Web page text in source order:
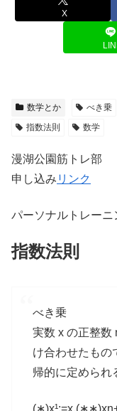
X
数学とか べき乗
指数法則
数学
漫湖公園筋トレ部
申し込み リンク
パーソナルトレーニ
指数法則
べき乗
実数 x の正整数
け合わせたもの
帰的に定められ
(∗)x¹:=x,